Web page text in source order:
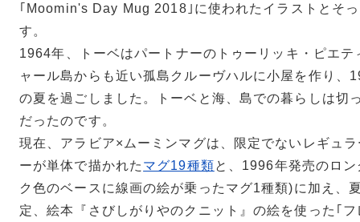
｢Moomin's Day Mug 2018｣に使われたイラストとそ
す。
1964年、トーベはパートナーのトゥーリッキ・ピエテ
ャール島からも近い孤島クルーヴハルに小屋を作り、
の夏を過ごしました。トーベと海、島での暮らしは切
だったのです。
現在、アラビア×ムーミンマグは、限定でないレギュ
ーが単体で描かれた マグ19種類と、1996年発売のロ
ク色のベースに線画の絵が乗ったマグ1種類)に加え、
定、絵本『さびしがりやのクニット』の絵を使った｢